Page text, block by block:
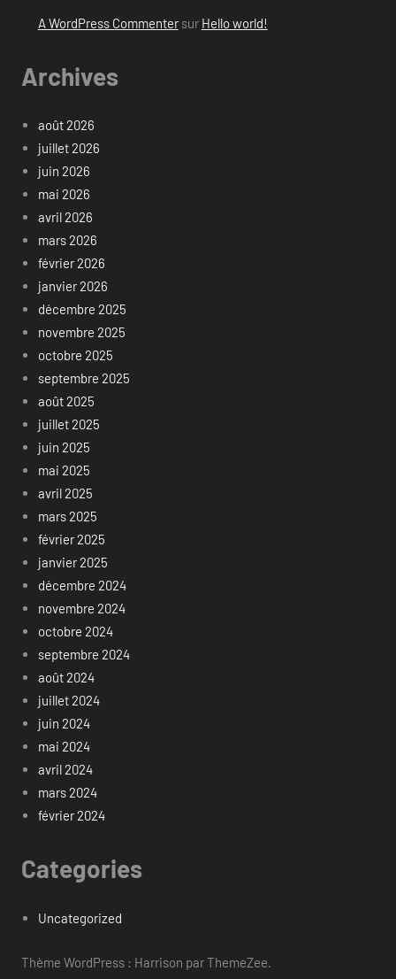
A WordPress Commentersur Hello world!
Archives
août 2026
juillet 2026
juin 2026
mai 2026
avril 2026
mars 2026
février 2026
janvier 2026
décembre 2025
novembre 2025
octobre 2025
septembre 2025
août 2025
juillet 2025
juin 2025
mai 2025
avril 2025
mars 2025
février 2025
janvier 2025
décembre 2024
novembre 2024
octobre 2024
septembre 2024
août 2024
juillet 2024
juin 2024
mai 2024
avril 2024
mars 2024
février 2024
Categories
Uncategorized
Thème WordPress : Harrison par ThemeZee.